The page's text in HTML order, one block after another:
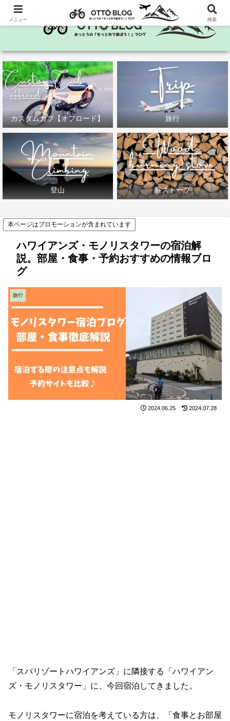
カスタムカブ【オフロード】 旅行
登山 薪ストーブ
本ページはプロモーションが含まれています
ハワイアンズ・モノリスタワーの宿泊解
説。部屋・食事・予約おすすめの情報ブロ
グ
旅行
2024.06.25 2024.07.28
「スパリゾートハワイアンズ」に隣接する「ハワイアン
ズ・モノリスタワー」に、今回宿泊してきました。
モノリスタワーに宿泊を考えている方は、「食事とお部屋
メニュー 検索